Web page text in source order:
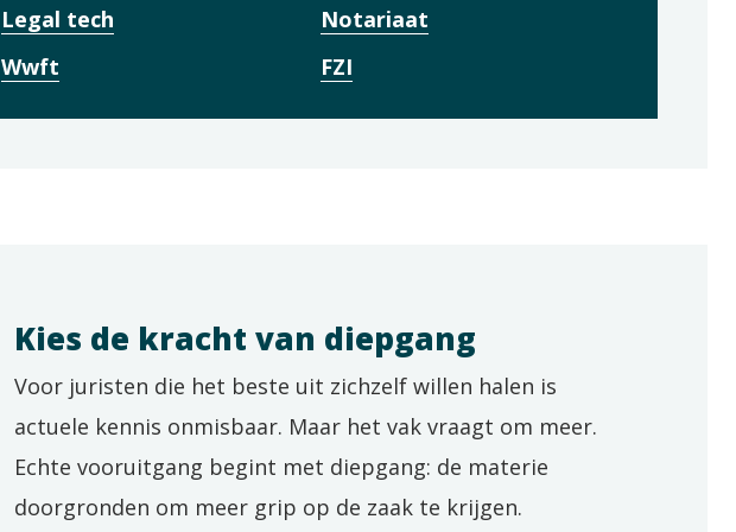
Legal tech
Notariaat
Wwft
FZI
Kies de kracht van diepgang
Voor juristen die het beste uit zichzelf willen halen is
actuele kennis onmisbaar. Maar het vak vraagt om meer.
Echte vooruitgang begint met diepgang: de materie
doorgronden om meer grip op de zaak te krijgen.